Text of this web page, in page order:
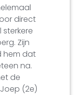
direct
Zijn
hem dat
na.
de
(2e)